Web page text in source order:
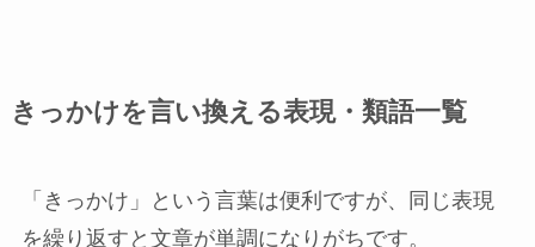
きっかけを言い換える表現・類語一覧
「きっかけ」という言葉は便利ですが、同じ表現
を繰り返すと文章が単調になりがちです。